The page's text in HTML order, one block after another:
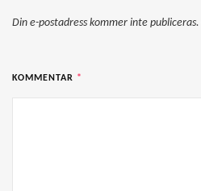
Din e-postadress kommer inte publiceras.
KOMMENTAR *